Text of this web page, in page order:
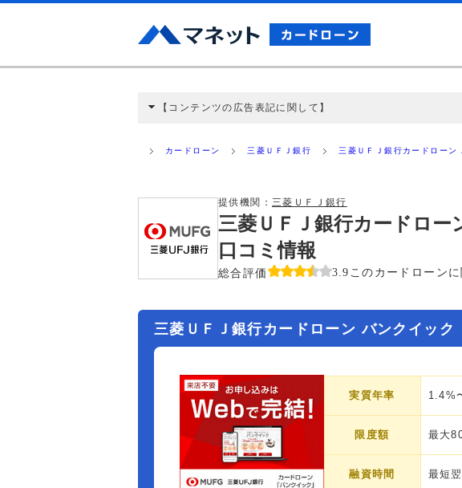
【コンテンツの広告表記に関して】
ミ収集などに基づき、公平性を担保した情報提供を行っています
カードローン 三菱ＵＦＪ銀行 三菱ＵＦＪ銀行カードローン
提供機関： 三菱ＵＦＪ銀行
三菱ＵＦＪ銀行カードロー
口コミ情報
総合評価 3.9 このカードローン
三菱ＵＦＪ銀行カードローン バンクイック
実質年率 1.4%
限度額 最大
融資時間 最短